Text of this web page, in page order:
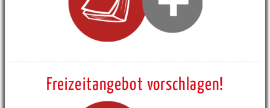
Freizeitangebot vorschlagen!